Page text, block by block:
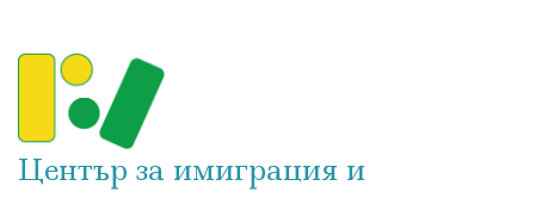
Център за имиграция и